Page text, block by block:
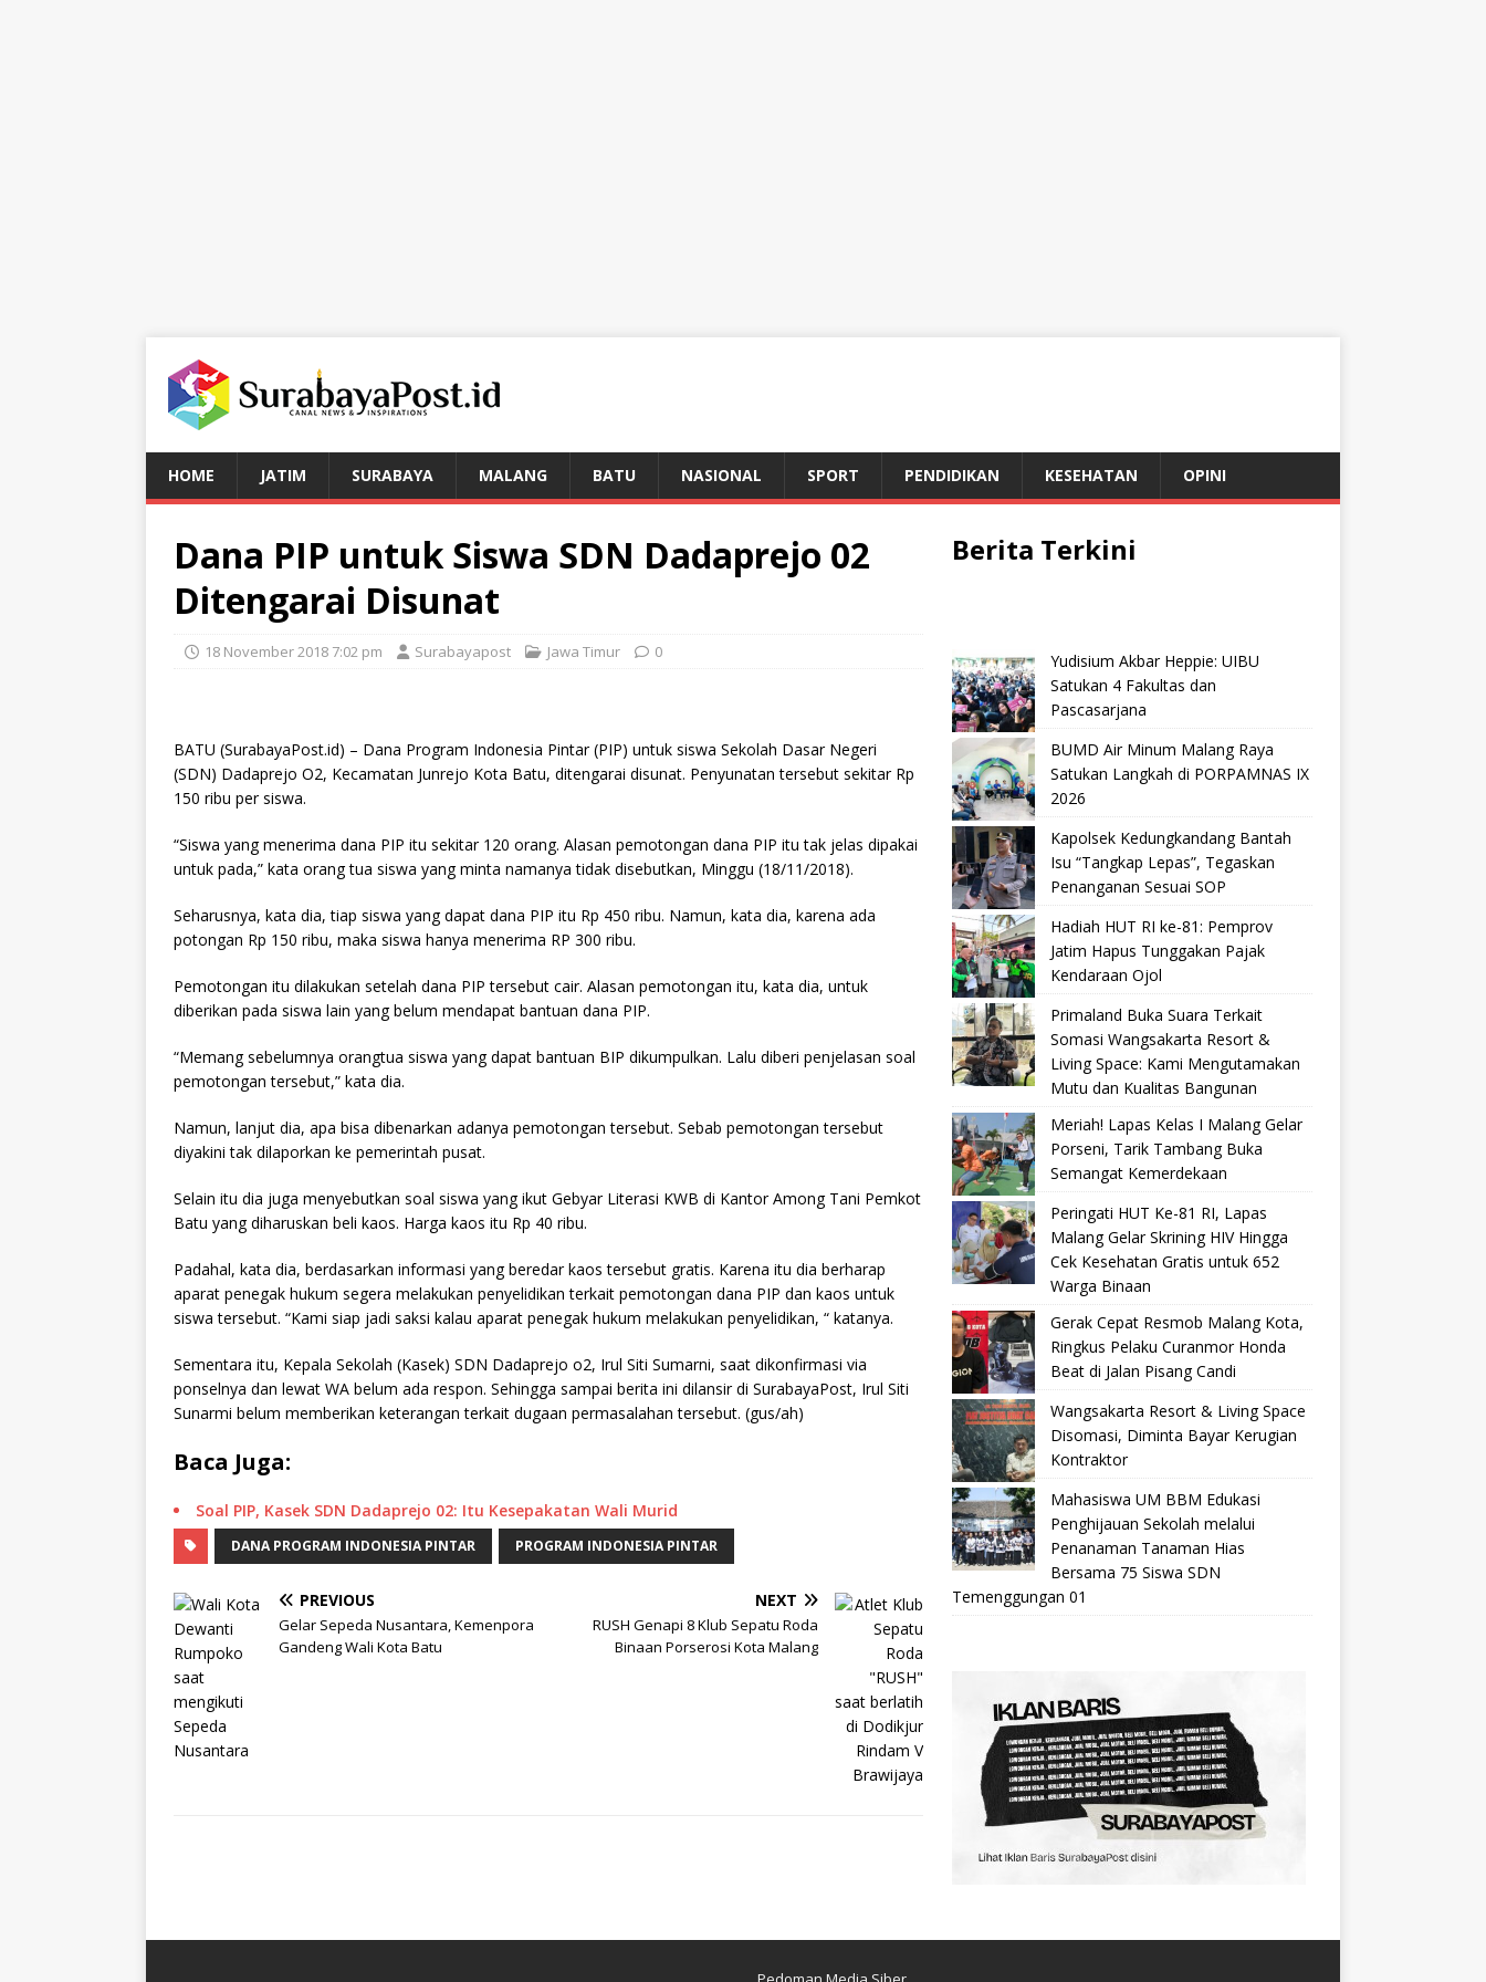
HOME JATIM SURABAYA MALANG BATU NASIONAL SPORT PENDIDIKAN KESEHATAN OPINI
Dana PIP untuk Siswa SDN Dadaprejo 02
Ditengarai Disunat
18 November 2018 7:02 pm Surabayapost Jawa Timur 0
BATU (SurabayaPost.id) – Dana Program Indonesia Pintar (PIP) untuk siswa Sekolah Dasar Negeri
(SDN) Dadaprejo O2, Kecamatan Junrejo Kota Batu, ditengarai disunat. Penyunatan tersebut sekitar Rp
150 ribu per siswa.
“Siswa yang menerima dana PIP itu sekitar 120 orang. Alasan pemotongan dana PIP itu tak jelas dipakai
untuk pada,” kata orang tua siswa yang minta namanya tidak disebutkan, Minggu (18/11/2018).
Seharusnya, kata dia, tiap siswa yang dapat dana PIP itu Rp 450 ribu. Namun, kata dia, karena ada
potongan Rp 150 ribu, maka siswa hanya menerima RP 300 ribu.
Pemotongan itu dilakukan setelah dana PIP tersebut cair. Alasan pemotongan itu, kata dia, untuk
diberikan pada siswa lain yang belum mendapat bantuan dana PIP.
“Memang sebelumnya orangtua siswa yang dapat bantuan BIP dikumpulkan. Lalu diberi penjelasan soal
pemotongan tersebut,” kata dia.
Namun, lanjut dia, apa bisa dibenarkan adanya pemotongan tersebut. Sebab pemotongan tersebut
diyakini tak dilaporkan ke pemerintah pusat.
Selain itu dia juga menyebutkan soal siswa yang ikut Gebyar Literasi KWB di Kantor Among Tani Pemkot
Batu yang diharuskan beli kaos. Harga kaos itu Rp 40 ribu.
Padahal, kata dia, berdasarkan informasi yang beredar kaos tersebut gratis. Karena itu dia berharap
aparat penegak hukum segera melakukan penyelidikan terkait pemotongan dana PIP dan kaos untuk
siswa tersebut. “Kami siap jadi saksi kalau aparat penegak hukum melakukan penyelidikan, “ katanya.
Sementara itu, Kepala Sekolah (Kasek) SDN Dadaprejo o2, Irul Siti Sumarni, saat dikonfirmasi via
ponselnya dan lewat WA belum ada respon. Sehingga sampai berita ini dilansir di SurabayaPost, Irul Siti
Sunarmi belum memberikan keterangan terkait dugaan permasalahan tersebut. (gus/ah)
Baca Juga:
Soal PIP, Kasek SDN Dadaprejo 02: Itu Kesepakatan Wali Murid
DANA PROGRAM INDONESIA PINTAR PROGRAM INDONESIA PINTAR
PREVIOUS
Gelar Sepeda Nusantara, Kemenpora
Gandeng Wali Kota Batu
NEXT
RUSH Genapi 8 Klub Sepatu Roda
Binaan Porserosi Kota Malang
Berita Terkini
Yudisium Akbar Heppie: UIBU
Satukan 4 Fakultas dan
Pascasarjana
BUMD Air Minum Malang Raya
Satukan Langkah di PORPAMNAS IX
2026
Kapolsek Kedungkandang Bantah
Isu “Tangkap Lepas”, Tegaskan
Penanganan Sesuai SOP
Hadiah HUT RI ke-81: Pemprov
Jatim Hapus Tunggakan Pajak
Kendaraan Ojol
Primaland Buka Suara Terkait
Somasi Wangsakarta Resort &
Living Space: Kami Mengutamakan
Mutu dan Kualitas Bangunan
Meriah! Lapas Kelas I Malang Gelar
Porseni, Tarik Tambang Buka
Semangat Kemerdekaan
Peringati HUT Ke-81 RI, Lapas
Malang Gelar Skrining HIV Hingga
Cek Kesehatan Gratis untuk 652
Warga Binaan
Gerak Cepat Resmob Malang Kota,
Ringkus Pelaku Curanmor Honda
Beat di Jalan Pisang Candi
Wangsakarta Resort & Living Space
Disomasi, Diminta Bayar Kerugian
Kontraktor
Mahasiswa UM BBM Edukasi
Penghijauan Sekolah melalui
Penanaman Tanaman Hias
Bersama 75 Siswa SDN
Temenggungan 01